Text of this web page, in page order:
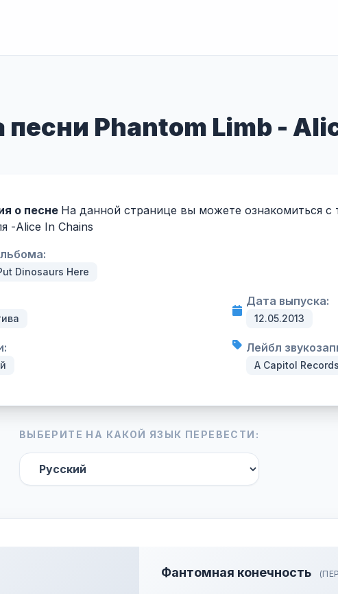
песни Phantom Limb -
о песне На данной странице вы можете ознакомиться с
-Alice In Chains
Dinosaurs Here
Дата выпуска:
12.05.2013
Лейбл
A Capitol
ВЫБЕРИТЕ НА КАКОЙ ЯЗЫК ПЕРЕВЕСТИ:
Фантомная конечность